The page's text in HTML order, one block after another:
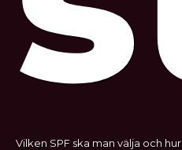
Vilken SPF ska man välja och